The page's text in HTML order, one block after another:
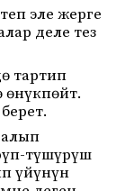
эле жерге
деле тез
тартип
өнүкпөйт.
түшүрүш
үйүнүн